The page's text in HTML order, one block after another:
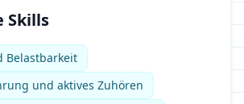
Skills
Belastbarkeit
und aktives Zuhören